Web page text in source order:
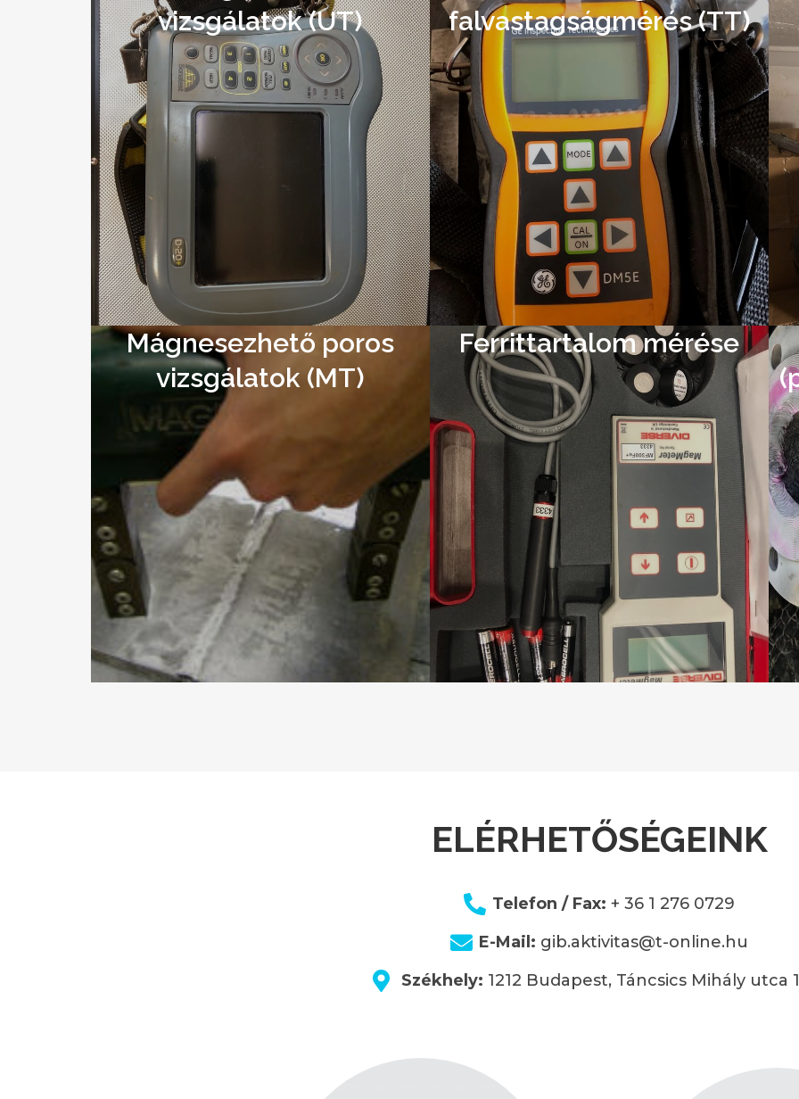
vizsgálatok (UT)
falvastagságmérés (TT)
Mágnesezhető poros
vizsgálatok (MT)
Ferrittartalom mérése
ELÉRHETŐSÉGEINK
Telefon / Fax: + 36 1 276 0729
E-Mail: gib.aktivitas@t-online.hu
Székhely: 1212 Budapest, Táncsics Mihály utca